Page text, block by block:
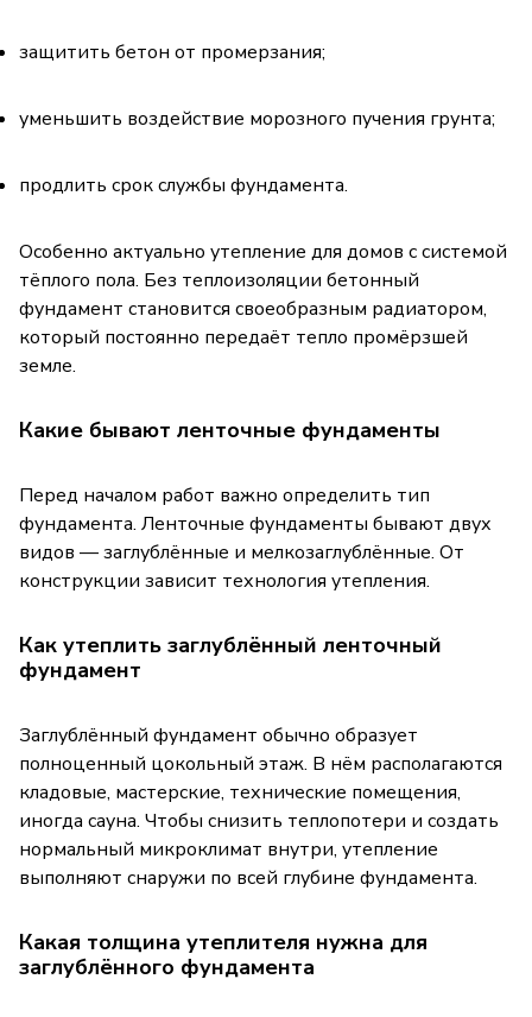
защитить бетон от промерзания;
уменьшить воздействие морозного пучения грунта;
продлить срок службы фундамента.
Особенно актуально утепление для домов с системой
тёплого пола. Без теплоизоляции бетонный
фундамент становится своеобразным радиатором,
который постоянно передаёт тепло промёрзшей
земле.
Какие бывают ленточные фундаменты
Перед началом работ важно определить тип
фундамента. Ленточные фундаменты бывают двух
видов — заглублённые и мелкозаглублённые. От
конструкции зависит технология утепления.
Как утеплить заглублённый ленточный
фундамент
Заглублённый фундамент обычно образует
полноценный цокольный этаж. В нём располагаются
кладовые, мастерские, технические помещения,
иногда сауна. Чтобы снизить теплопотери и создать
нормальный микроклимат внутри, утепление
выполняют снаружи по всей глубине фундамента.
Какая толщина утеплителя нужна для
заглублённого фундамента